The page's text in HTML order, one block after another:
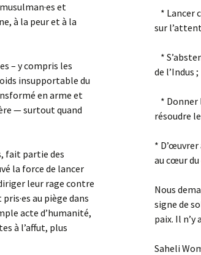
et
à la peur et à la
– y compris les
insupportable du
en arme et
— surtout quand
fait partie des
la force de lancer
leur rage contre
au piège dans
acte d’humanité,
à l’affut, plus
* Lancer
sur
*
de l’Indus ;
* Donner
résoudre
*
au cœur
Nous
signe de
paix. Il
Saheli